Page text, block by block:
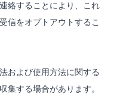
絡することにより、これ
信をオプトアウトするこ
および使用方法に関する
集する場合があります。